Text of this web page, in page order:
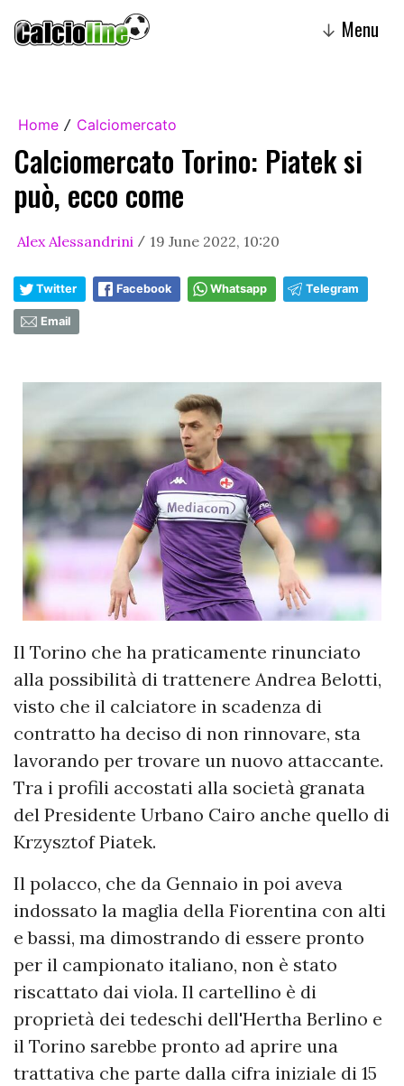
↓ Menu
Home / Calciomercato
Calciomercato Torino: Piatek si
può, ecco come
Alex Alessandrini / 19 June 2022, 10:20
Twitter Facebook Whatsapp Telegram
Email
Il Torino che ha praticamente rinunciato
alla possibilità di trattenere Andrea Belotti,
visto che il calciatore in scadenza di
contratto ha deciso di non rinnovare, sta
lavorando per trovare un nuovo attaccante.
Tra i profili accostati alla società granata
del Presidente Urbano Cairo anche quello di
Krzysztof Piatek.
Il polacco, che da Gennaio in poi aveva
indossato la maglia della Fiorentina con alti
e bassi, ma dimostrando di essere pronto
per il campionato italiano, non è stato
riscattato dai viola. Il cartellino è di
proprietà dei tedeschi dell'Hertha Berlino e
il Torino sarebbe pronto ad aprire una
trattativa che parte dalla cifra iniziale di 15